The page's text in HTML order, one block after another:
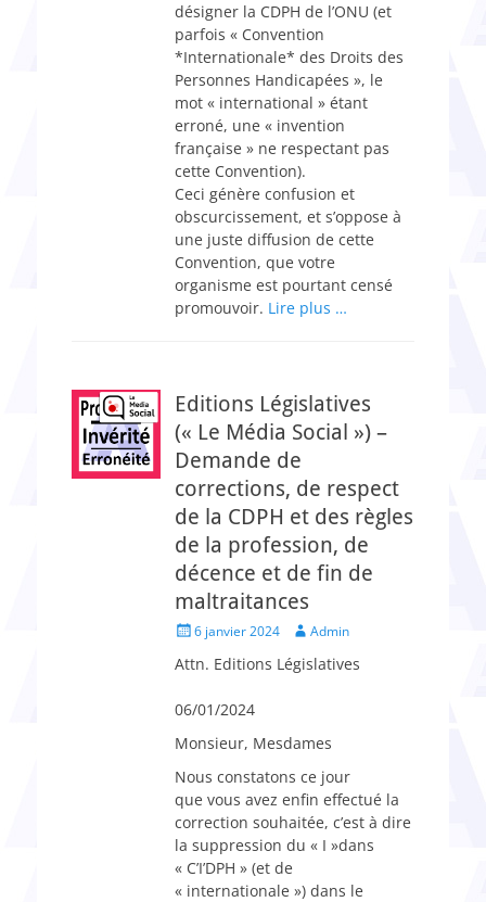
désigner la CDPH de l’ONU (et
parfois « Convention
*Internationale* des Droits des
Personnes Handicapées », le
mot « international » étant
erroné, une « invention
française » ne respectant pas
cette Convention).
Ceci génère confusion et
obscurcissement, et s’oppose à
une juste diffusion de cette
Convention, que votre
organisme est pourtant censé
promouvoir. Lire plus …
Editions Législatives
(« Le Média Social ») –
Demande de
corrections, de respect
de la CDPH et des règles
de la profession, de
décence et de fin de
maltraitances
Posted6 janvier 2024 Author
Admin
Attn. Editions Législatives
06/01/2024
Monsieur, Mesdames
Nous constatons ce jour
que vous avez enfin effectué la
correction souhaitée, c’est à dire
la suppression du « I »dans
« C’I’DPH » (et de
« internationale ») dans le